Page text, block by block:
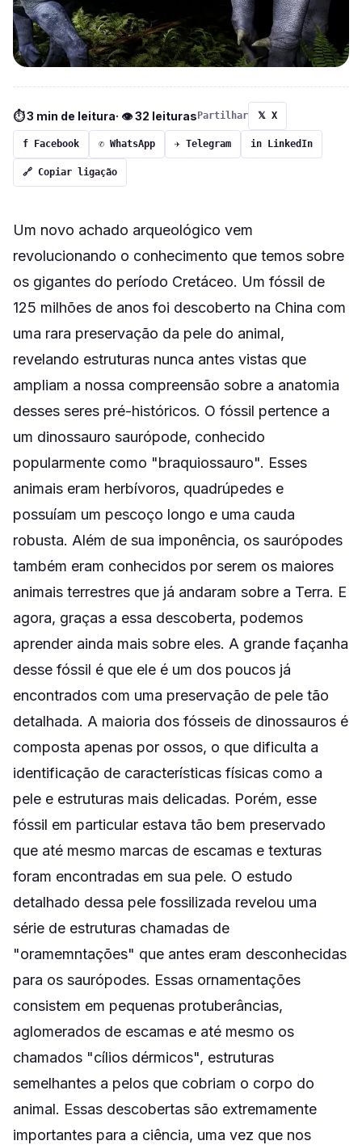
⏱ 3 min de leitura· 👁 32 leituras Partilhar 𝕏 X
f Facebook ✆ WhatsApp ✈ Telegram in LinkedIn
🔗 Copiar ligação
Um novo achado arqueológico vem
revolucionando o conhecimento que temos sobre
os gigantes do período Cretáceo. Um fóssil de
125 milhões de anos foi descoberto na China com
uma rara preservação da pele do animal,
revelando estruturas nunca antes vistas que
ampliam a nossa compreensão sobre a anatomia
desses seres pré-históricos. O fóssil pertence a
um dinossauro saurópode, conhecido
popularmente como "braquiossauro". Esses
animais eram herbívoros, quadrúpedes e
possuíam um pescoço longo e uma cauda
robusta. Além de sua imponência, os saurópodes
também eram conhecidos por serem os maiores
animais terrestres que já andaram sobre a Terra. E
agora, graças a essa descoberta, podemos
aprender ainda mais sobre eles. A grande façanha
desse fóssil é que ele é um dos poucos já
encontrados com uma preservação de pele tão
detalhada. A maioria dos fósseis de dinossauros é
composta apenas por ossos, o que dificulta a
identificação de características físicas como a
pele e estruturas mais delicadas. Porém, esse
fóssil em particular estava tão bem preservado
que até mesmo marcas de escamas e texturas
foram encontradas em sua pele. O estudo
detalhado dessa pele fossilizada revelou uma
série de estruturas chamadas de
"oramemntações" que antes eram desconhecidas
para os saurópodes. Essas ornamentações
consistem em pequenas protuberâncias,
aglomerados de escamas e até mesmo os
chamados "cílios dérmicos", estruturas
semelhantes a pelos que cobriam o corpo do
animal. Essas descobertas são extremamente
importantes para a ciência, uma vez que nos